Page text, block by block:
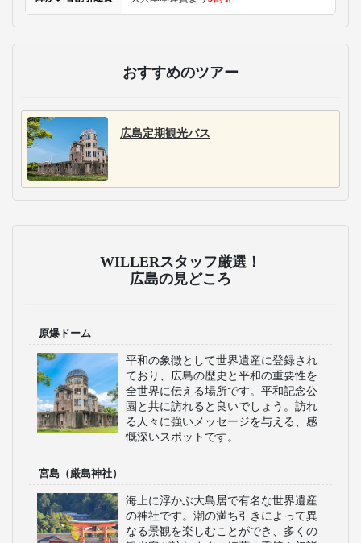
おすすめのツアー
広島定期観光バス
WILLERスタッフ厳選！
広島の見どころ
原爆ドーム
平和の象徴として世界遺産に登録され
ており、広島の歴史と平和の重要性を
全世界に伝える場所です。平和記念公
園と共に訪れると良いでしょう。訪れ
る人々に強いメッセージを与える、感
慨深いスポットです。
宮島（厳島神社）
海上に浮かぶ大鳥居で有名な世界遺産
の神社です。潮の満ち引きによって異
なる景観を楽しむことができ、多くの